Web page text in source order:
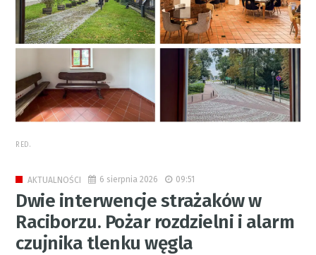
RED.
AKTUALNOŚCI 6 sierpnia 2026 09:51
Dwie interwencje strażaków w
Raciborzu. Pożar rozdzielni i alarm
czujnika tlenku węgla